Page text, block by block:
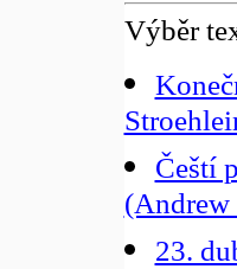
Výběr
Čeští
(Andrew
23.